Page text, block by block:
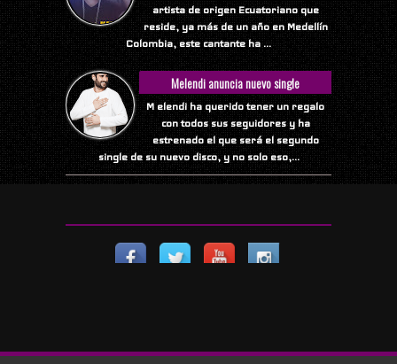
artista de origen Ecuatoriano que
reside, ya más de un año en Medellín
Colombia, este cantante ha ...
Melendi anuncia nuevo single
M elendi ha querido tener un regalo
con todos sus seguidores y ha
estrenado el que será el segundo
single de su nuevo disco, y no solo eso,...